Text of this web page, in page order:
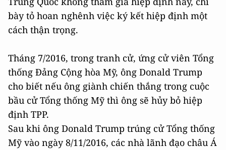
bày tỏ hoan nghênh việc ký kết hiệp định một
cách thận trọng.
Tháng 7/2016, trong tranh cử, ứng cử viên Tổng
thống Đảng Cộng hòa Mỹ, ông Donald Trump
cho biết nếu ông giành chiến thắng trong cuộc
bầu cử Tổng thống Mỹ thì ông sẽ hủy bỏ hiệp
định TPP.
Sau khi ông Donald Trump trúng cử Tổng thống
Mỹ vào ngày 8/11/2016, các nhà lãnh đạo châu Á